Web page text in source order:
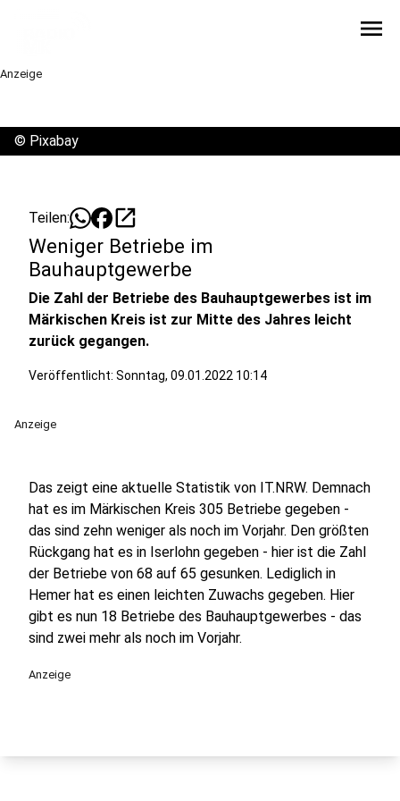
menu
Anzeige
© Pixabay
Teilen: open_in_new
Weniger Betriebe im
Bauhauptgewerbe
Die Zahl der Betriebe des Bauhauptgewerbes ist im
Märkischen Kreis ist zur Mitte des Jahres leicht
zurück gegangen.
Veröffentlicht: Sonntag, 09.01.2022 10:14
Anzeige
Das zeigt eine aktuelle Statistik von IT.NRW. Demnach
hat es im Märkischen Kreis 305 Betriebe gegeben -
das sind zehn weniger als noch im Vorjahr. Den größten
Rückgang hat es in Iserlohn gegeben - hier ist die Zahl
der Betriebe von 68 auf 65 gesunken. Lediglich in
Hemer hat es einen leichten Zuwachs gegeben. Hier
gibt es nun 18 Betriebe des Bauhauptgewerbes - das
sind zwei mehr als noch im Vorjahr.
Anzeige